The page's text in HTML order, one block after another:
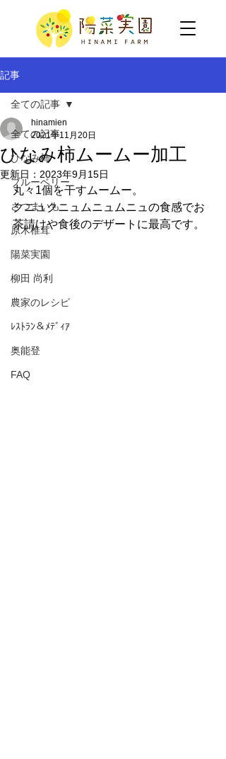
記事
全ての記事
ひなみ柿
ブルーベリー
さつまいも
原木椎茸
陽菜実園
柳田 尚利
農家のレシピ
ﾚｽﾄﾗﾝ＆ﾒﾃﾞｨｱ
奥能登
FAQ
全ての記事
ひなみ柿ムームー加工
hinamien
2021年11月20日
更新日： 2023年9月15日
丸々1個を干すムームー。
クニュクニュムニュムニュの食感でお
茶請けや食後のデザートに最高です。